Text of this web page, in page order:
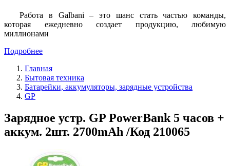
Работа в Galbani – это шанс стать частью команды,
которая ежедневно создает продукцию, любимую
миллионами
Подробнее
Главная
Бытовая техника
Батарейки, аккумуляторы, зарядные устройства
GP
Зарядное устр. GP PowerBank 5 часов +
аккум. 2шт. 2700mAh /Код 210065